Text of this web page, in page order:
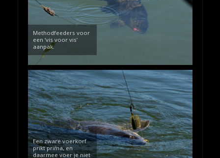
Methodfeeders voor
een ‘vis voor vis’
aanpak.
Een zware voerkorf
prikt prima, en
daarmee voer je niet